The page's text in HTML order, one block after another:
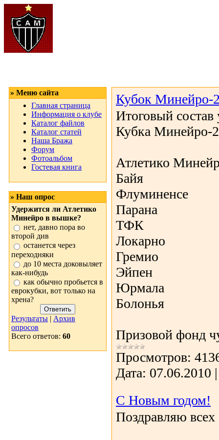
» Меню сайта
Главная страница
Информация о клубе
Каталог файлов
Каталог статей
Наша Бража
Форум
Фотоальбом
Гостевая книга
» Наш опрос
Удержится ли Атлетико
Минейро в вышке?
нет, давно пора во
второй див
останется через
переходняки
до 10 места доковыляет
как-нибудь
как обычно пробьется в
еврокубки, вот только на
хрена?
Результаты | Архив
опросов
Всего ответов: 60
Кубок Минейро-
Итоговый состав
Кубка Минейро-2
Атлетико
Байя
Флуминенсе
Парана
ТФК
Локарно
Гремио
Эйпен
Юрмала
Болонья
Призовой фонд
Просмотров:
Дата: 07.06.2010
С Новым годом!
Поздравляю